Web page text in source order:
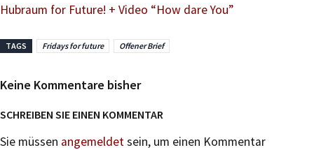
Hubraum for Future! + Video “How dare You”
TAGS Fridays for future Offener Brief
Keine Kommentare bisher
SCHREIBEN SIE EINEN KOMMENTAR
Sie müssen angemeldetsein, um einen Kommentar